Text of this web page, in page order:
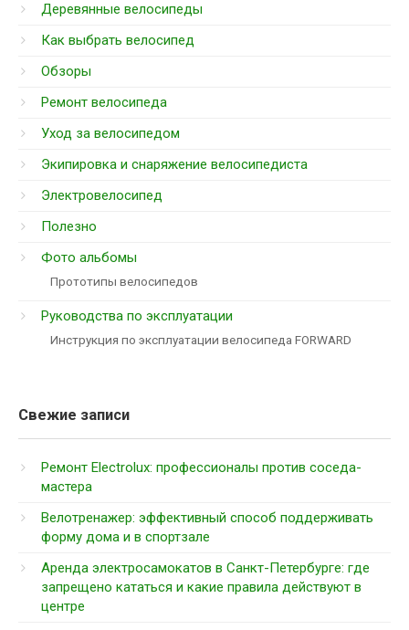
Деревянные велосипеды
Как выбрать велосипед
Обзоры
Ремонт велосипеда
Уход за велосипедом
Экипировка и снаряжение велосипедиста
Электровелосипед
Полезно
Фото альбомы
Прототипы велосипедов
Руководства по эксплуатации
Инструкция по эксплуатации велосипеда FORWARD
Свежие записи
Ремонт Electrolux: профессионалы против соседа-
мастера
Велотренажер: эффективный способ поддерживать
форму дома и в спортзале
Аренда электросамокатов в Санкт-Петербурге: где
запрещено кататься и какие правила действуют в
центре